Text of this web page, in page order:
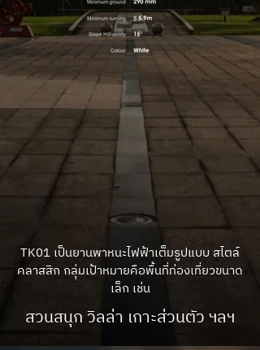
TK01 เป็นยานพาหนะไฟฟ้าเต็มรูปแบบ สไตล์
คลาสสิก กลุ่มเป้าหมายคือพื้นที่ท่องเที่ยวขนาด
เล็ก เช่น
สวนสนุก วิลล่า เกาะส่วนตัว ฯลฯ